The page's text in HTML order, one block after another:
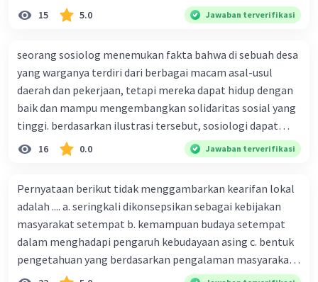
15 5.0 Jawaban terverifikasi
seorang sosiolog menemukan fakta bahwa di sebuah desa
yang warganya terdiri dari berbagai macam asal-usul
daerah dan pekerjaan, tetapi mereka dapat hidup dengan
baik dan mampu mengembangkan solidaritas sosial yang
tinggi. berdasarkan ilustrasi tersebut, sosiologi dapat
berfungsi sebagai ilmu yang ....
16 0.0 Jawaban terverifikasi
Pernyataan berikut tidak menggambarkan kearifan lokal
adalah .... a. seringkali dikonsepsikan sebagai kebijakan
masyarakat setempat b. kemampuan budaya setempat
dalam menghadapi pengaruh kebudayaan asing c. bentuk
pengetahuan yang berdasarkan pengalaman masyarakat
turun temurun antargenerasi d. Kebijakan manusia yang